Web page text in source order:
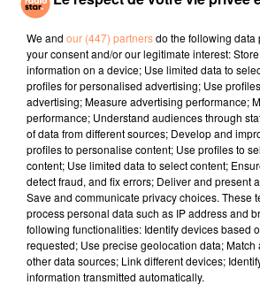
What You Want
l'horoscope
Bélier Taureau
We and our (447) partnersdo the following data
your consent and/or our legitimate interest:
information on a device; Use limited data to
profiles for personalised advertising; Use
advertising; Measure advertising performance;
performance; Understand audiences through
of data from different sources; Develop and
profiles to personalise content; Use profiles to
content; Use limited data to select content;
detect fraud, and fix errors; Deliver and present
Save and communicate privacy choices. These
process personal data such as IP address and
following functionalities: Identify devices based
requested; Use precise geolocation data;
other data sources; Link different devices;
information transmitted automatically.